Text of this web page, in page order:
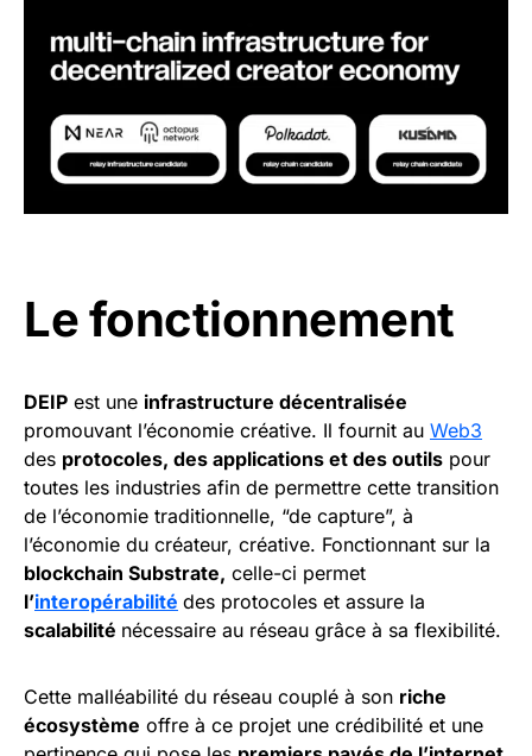
Le fonctionnement
DEIP est une infrastructure décentralisée
promouvant l’économie créative. Il fournit au Web3
des protocoles, des applications et des outils pour
toutes les industries afin de permettre cette transition
de l’économie traditionnelle, “de capture”, à
l’économie du créateur, créative. Fonctionnant sur la
blockchain Substrate, celle-ci permet
l’interopérabilité des protocoles et assure la
scalabilité nécessaire au réseau grâce à sa flexibilité.
Cette malléabilité du réseau couplé à son riche
écosystème offre à ce projet une crédibilité et une